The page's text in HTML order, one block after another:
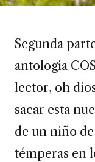
Segunda
antología
lector, oh
sacar esta
de un niño
témperas en